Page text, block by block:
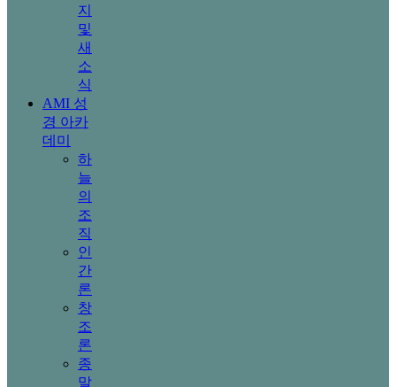
지
및
새
소
식
AMI 성
경 아카
데미
하
늘
의
조
직
인
간
론
창
조
론
종
말